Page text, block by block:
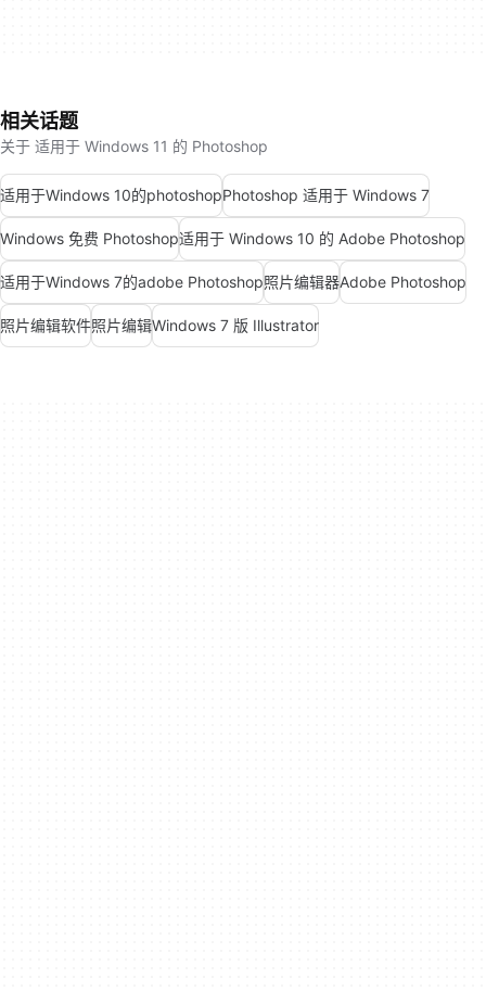
相关话题
关于 适用于 Windows 11 的 Photoshop
适用于Windows 10的photoshopPhotoshop 适用于 Windows 7
Windows 免费 Photoshop适用于 Windows 10 的 Adobe Photoshop
适用于Windows 7的adobe Photoshop照片编辑器Adobe Photoshop
照片编辑软件照片编辑Windows 7 版 Illustrator